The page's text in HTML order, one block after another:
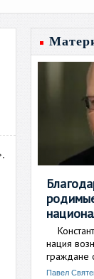
нация
граждане
Павел